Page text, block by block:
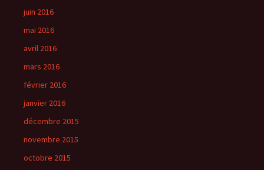
juin 2016
mai 2016
avril 2016
mars 2016
février 2016
janvier 2016
décembre 2015
novembre 2015
octobre 2015